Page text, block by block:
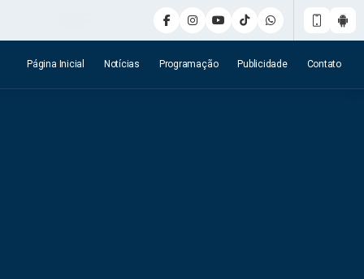
Página Inicial Notícias Programação Publicidade Contato